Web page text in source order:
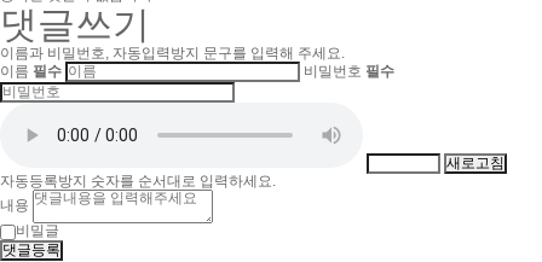
댓글쓰기
이름과 비밀번호, 자동입력방지 문구를 입력해 주세요.
이름 필수 비밀번호 필수
새로고침
자동등록방지 숫자를 순서대로 입력하세요.
내용
비밀글
댓글등록